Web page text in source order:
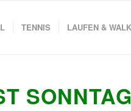
TENNIS LAUFEN &